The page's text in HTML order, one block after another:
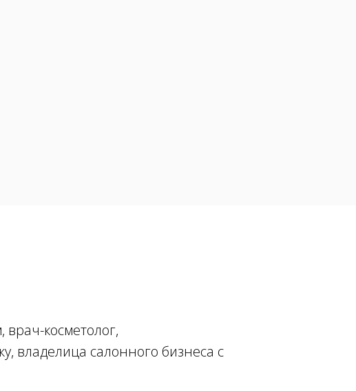
врач-косметолог,
владелица салонного бизнеса с